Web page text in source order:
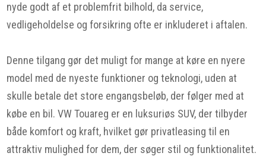
nyde godt af et problemfrit bilhold, da service,
vedligeholdelse og forsikring ofte er inkluderet i aftalen.
Denne tilgang gør det muligt for mange at køre en nyere
model med de nyeste funktioner og teknologi, uden at
skulle betale det store engangsbeløb, der følger med at
købe en bil. VW Touareg er en luksuriøs SUV, der tilbyder
både komfort og kraft, hvilket gør privatleasing til en
attraktiv mulighed for dem, der søger stil og funktionalitet.